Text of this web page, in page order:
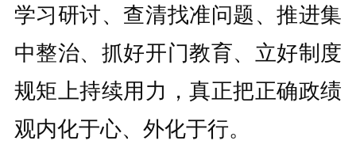
学习研讨、查清找准问题、推进集
中整治、抓好开门教育、立好制度
规矩上持续用力，真正把正确政绩
观内化于心、外化于行。